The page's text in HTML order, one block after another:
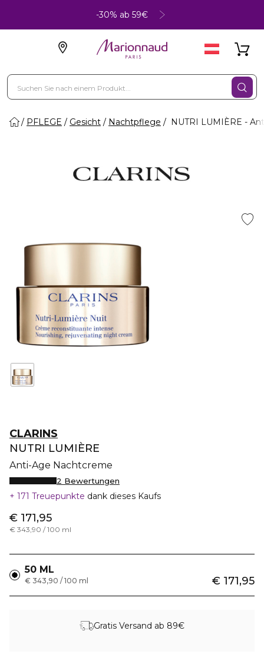
-30% ab 59€
PFLEGE Gesicht Nachtpflege NUTRI LUMIÈRE -
CLARINS
NUTRI LUMIÈRE
Anti-Age Nachtcreme
2 Bewertungen
171 Treuepunkte dank dieses Kaufs
€ 171,95
€ 343,90 / 100 ml
50 ML
€ 171,95
€ 343,90 / 100 ml
Gratis Versand ab 89€